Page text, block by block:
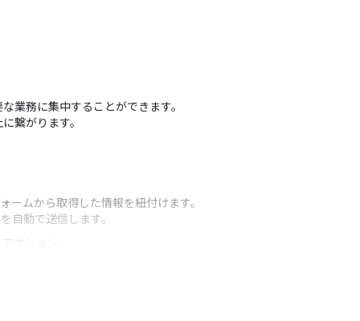
業務に集中することができます。
繋がります。
ムから取得した情報を紐付けます。
動で送信します。